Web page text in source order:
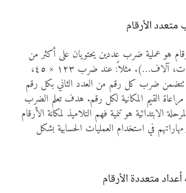
الأرقام
هو عملية ضرب عددين يحتويان على أكثر من
خانة (عشرات، مئات، آلاف…). مثلاً: عند ضرب ١٢٣ × ٤٥،
تتضمن ضرب كل رقم من العدد الثاني بكل رقم
القيم المكانية لكل رقم. هدف تعلم الضرب
الابتدائية هو تنمية فهم التلاميذ لمكانة الأرقام
في استخدام العمليات الحسابية بشكل
متعددة الأرقام